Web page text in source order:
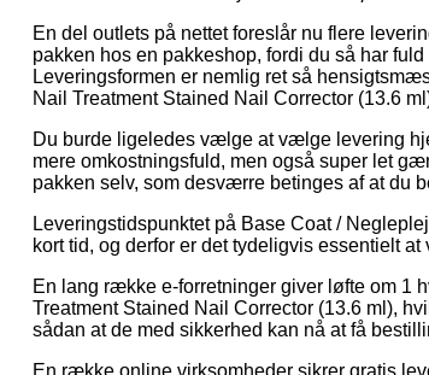
En del outlets på nettet foreslår nu flere
pakken hos en pakkeshop, fordi du så har
Leveringsformen er nemlig ret så
Nail Treatment Stained Nail Corrector (13.6
Du burde ligeledes vælge at vælge levering
mere omkostningsfuld, men også super let
pakken selv, som desværre betinges af at du
Leveringstidspunktet på Base Coat /
kort tid, og derfor er det tydeligvis essentielt
En lang række e-forretninger giver løfte om 1
Treatment Stained Nail Corrector (13.6 ml),
sådan at de med sikkerhed kan nå at få
En række online virksomheder sikrer gratis